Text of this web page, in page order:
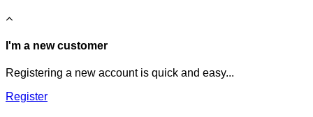
I'm a new customer
Registering a new account is quick and easy...
Register